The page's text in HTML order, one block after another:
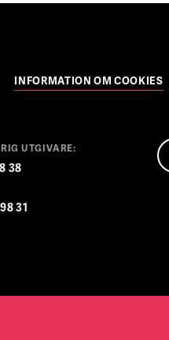
INFORMATION OM COOKIES
UTGIVARE:
38
31